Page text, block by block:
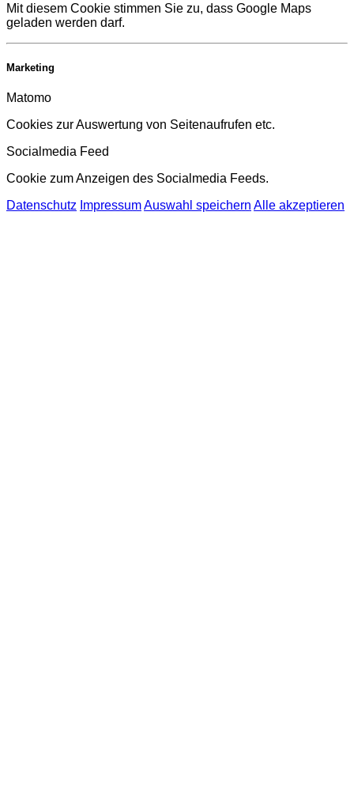
Mit diesem Cookie stimmen Sie zu, dass Google Maps
geladen werden darf.
Marketing
Matomo
Cookies zur Auswertung von Seitenaufrufen etc.
Socialmedia Feed
Cookie zum Anzeigen des Socialmedia Feeds.
Datenschutz ImpressumAuswahl speichern Alle akzeptieren